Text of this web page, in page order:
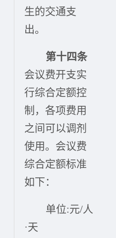
生的交通支
出。
第十四条
会议费开支实
行综合定额控
制，各项费用
之间可以调剂
使用。会议费
综合定额标准
如下：
单位:元/人
·天